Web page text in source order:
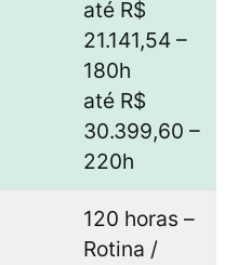
até R$
21.141,54 –
180h
até R$
30.399,60 –
220h
120 horas –
Rotina /